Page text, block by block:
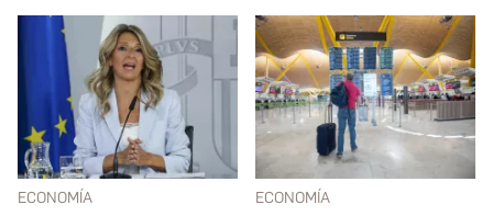
ECONOMÍA ECONOMÍA